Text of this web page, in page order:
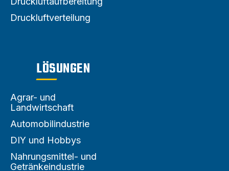
Druckluftaufbereitung
LÖSUNGEN
Agrar- und
Automobilindustrie
DIY und Hobbys